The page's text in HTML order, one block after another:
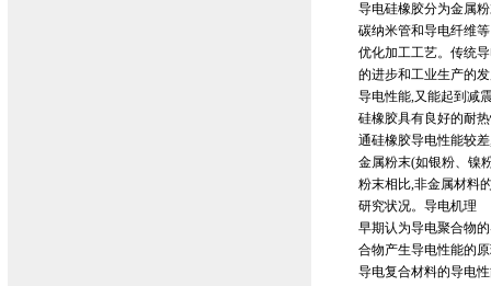
导电硅橡胶分为金属
碳纳米管和导电纤维
优化加工工艺。传统
的进步和工业生产的
导电性能,又能起到减
硅橡胶具有良好的耐
通硅橡胶导电性能较
金属粉末(如银粉、镍
粉末相比,非金属材料
研究状况。导电机理
早期认为导电聚合物
合物产生导电性能的
导电复合材料的导电